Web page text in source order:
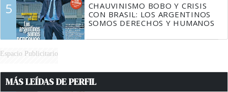
5
CHAUVINISMO BOBO Y CRISIS
CON BRASIL: LOS ARGENTINOS
SOMOS DERECHOS Y HUMANOS
Espacio Publicitario
MÁS LEÍDAS DE PERFIL